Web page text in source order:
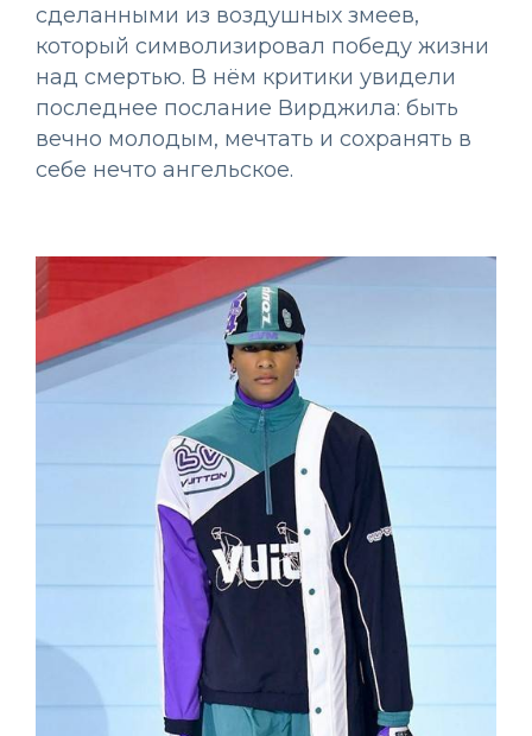
сделанными из воздушных змеев,
который символизировал победу жизни
над смертью. В нём критики увидели
последнее послание Вирджила: быть
вечно молодым, мечтать и сохранять в
себе нечто ангельское.